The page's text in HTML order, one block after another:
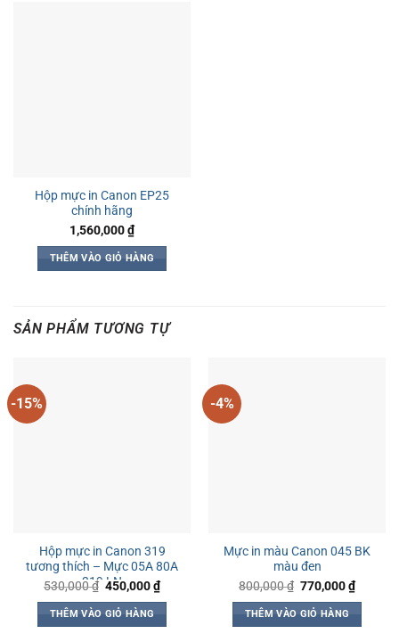
Hộp mực in Canon EP25
chính hãng
1,560,000₫
THÊM VÀO GIỎ HÀNG
SẢN PHẨM TƯƠNG TỰ
-15%
Hộp mực in Canon 319
tương thích – Mực 05A 80A
319 LN
530,000₫ Giá
là:
530,000 ₫.
450,000₫Giá
hiện
450,000 ₫.
THÊM VÀO GIỎ HÀNG
-4%
Mực in màu Canon 045 BK
màu đen
800,000₫ Giá
là:
800,000 ₫.
770,000₫Giá
hiện
THÊM VÀO GIỎ HÀNG